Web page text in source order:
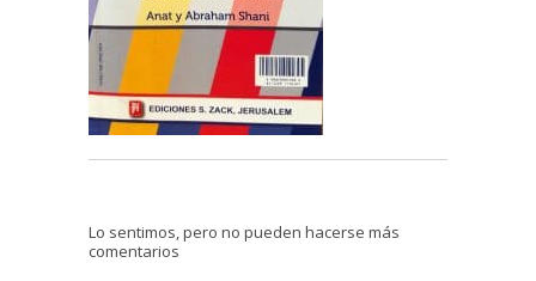
Lo sentimos, pero no pueden hacerse más
comentarios